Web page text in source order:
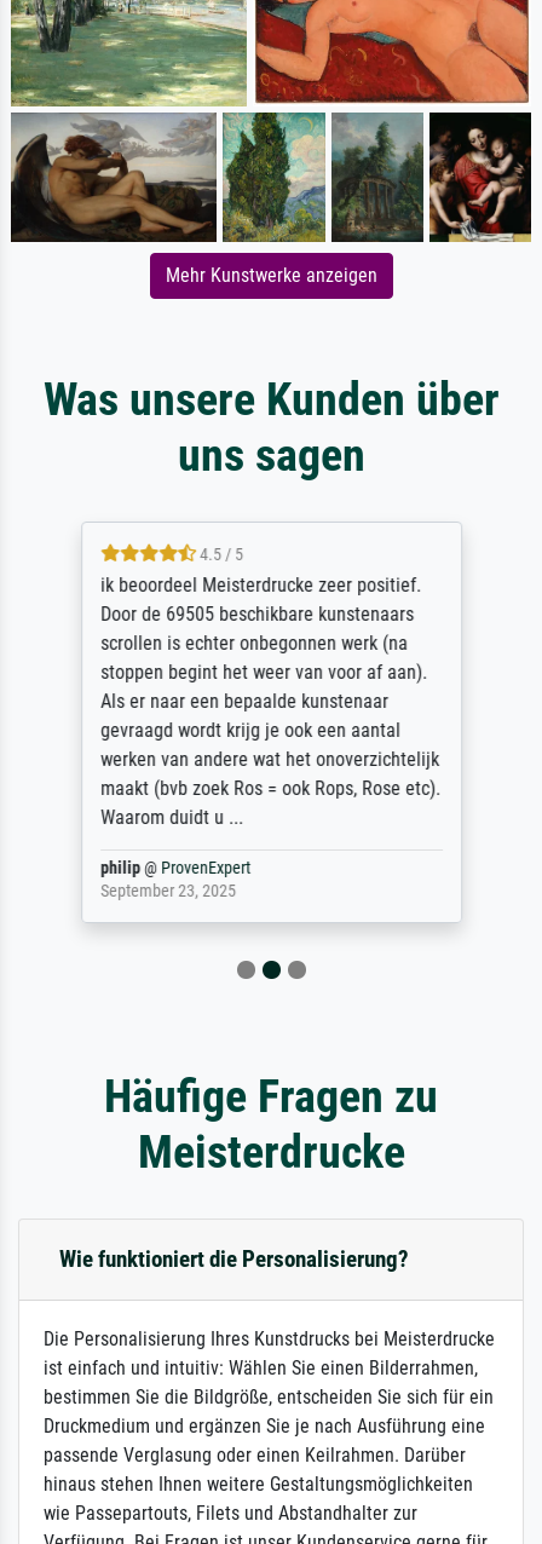
Mehr Kunstwerke anzeigen
Was unsere Kunden über
uns sagen
4.5 / 5
ik beoordeel Meisterdrucke zeer positief.
Door de 69505 beschikbare kunstenaars
scrollen is echter onbegonnen werk (na
stoppen begint het weer van voor af aan).
Als er naar een bepaalde kunstenaar
gevraagd wordt krijg je ook een aantal
werken van andere wat het onoverzichtelijk
maakt (bvb zoek Ros = ook Rops, Rose etc).
Waarom duidt u ...
philip@ ProvenExpert
September 23, 2025
Häufige Fragen zu
Meisterdrucke
Wie funktioniert die Personalisierung?
Die Personalisierung Ihres Kunstdrucks bei Meisterdrucke
ist einfach und intuitiv: Wählen Sie einen Bilderrahmen,
bestimmen Sie die Bildgröße, entscheiden Sie sich für ein
Druckmedium und ergänzen Sie je nach Ausführung eine
passende Verglasung oder einen Keilrahmen. Darüber
hinaus stehen Ihnen weitere Gestaltungsmöglichkeiten
wie Passepartouts, Filets und Abstandhalter zur